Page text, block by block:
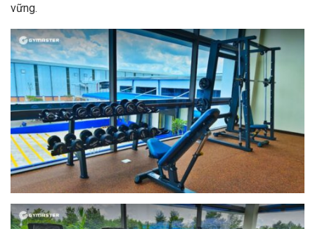
vững.